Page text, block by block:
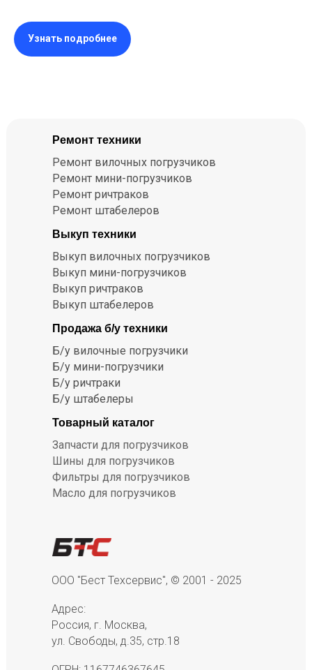
Узнать подробнее
Ремонт вилочных погрузчиков
Ремонт мини-погрузчиков
Ремонт ричтраков
Ремонт штабелеров
Ремонт техники
Выкуп техники
Выкуп вилочных погрузчиков
Выкуп мини-погрузчиков
Выкуп ричтраков
Выкуп штабелеров
Продажа б/у техники
Б/у вилочные погрузчики
Б/у мини-погрузчики
Б/у ричтраки
Б/у штабелеры
Товарный каталог
Запчасти для погрузчиков
Шины для погрузчиков
Фильтры для погрузчиков
Масло для погрузчиков
ООО "Бест Техсервис", © 2001 - 2025
Адрес:
Россия, г. Москва,
ул. Свободы, д.35, стр.18